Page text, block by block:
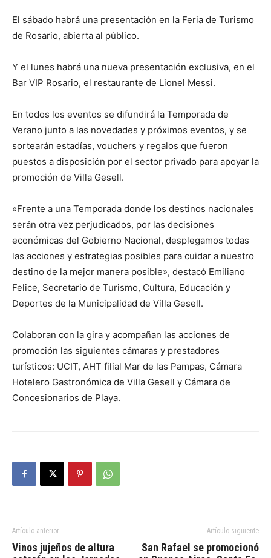
El sábado habrá una presentación en la Feria de Turismo
de Rosario, abierta al público.
Y el lunes habrá una nueva presentación exclusiva, en el
Bar VIP Rosario, el restaurante de Lionel Messi.
En todos los eventos se difundirá la Temporada de
Verano junto a las novedades y próximos eventos, y se
sortearán estadías, vouchers y regalos que fueron
puestos a disposición por el sector privado para apoyar la
promoción de Villa Gesell.
«Frente a una Temporada donde los destinos nacionales
serán otra vez perjudicados, por las decisiones
económicas del Gobierno Nacional, desplegamos todas
las acciones y estrategias posibles para cuidar a nuestro
destino de la mejor manera posible», destacó Emiliano
Felice, Secretario de Turismo, Cultura, Educación y
Deportes de la Municipalidad de Villa Gesell.
Colaboran con la gira y acompañan las acciones de
promoción las siguientes cámaras y prestadores
turísticos: UCIT, AHT filial Mar de las Pampas, Cámara
Hotelero Gastronómica de Villa Gesell y Cámara de
Concesionarios de Playa.
Artículo anterior
Vinos jujeños de altura
Artículo siguiente
San Rafael se promocionó